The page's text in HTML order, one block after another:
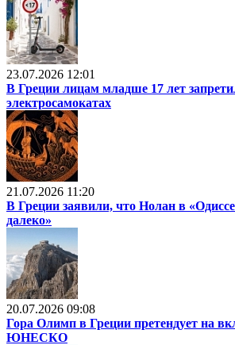
23.07.2026 12:01
В Греции лицам младше 17 лет
электросамокатах
21.07.2026 11:20
В Греции заявили, что Нолан в
далеко»
20.07.2026 09:08
Гора Олимп в Греции претендует на
ЮНЕСКО